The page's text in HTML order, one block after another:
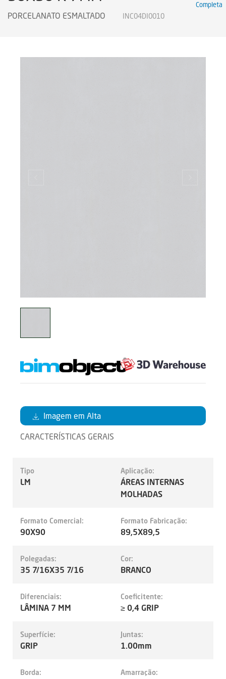
Certificados
PORCELANATO ESMALTADO INC04DI0010
Completa
Imagem em Alta
CARACTERÍSTICAS GERAIS
Tipo
LM
Aplicação:
ÁREAS INTERNAS
MOLHADAS
Formato Comercial:
90X90
Formato Fabricação:
89,5X89,5
Polegadas:
35 7/16X35 7/16
Cor:
BRANCO
Diferenciais:
LÂMINA 7 MM
Coeficitente:
≥ 0,4 GRIP
Superfície:
GRIP
Juntas:
1.00mm
Borda: Amarração: